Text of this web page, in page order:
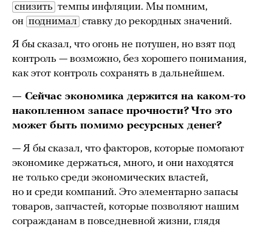
снизить темпы инфляции. Мы помним,
он поднимал ставку до рекордных значений.
Я бы сказал, что огонь не потушен, но взят под
контроль — возможно, без хорошего понимания,
как этот контроль сохранять в дальнейшем.
— Сейчас экономика держится на каком-то
накопленном запасе прочности? Что это
может быть помимо ресурсных денег?
— Я бы сказал, что факторов, которые помогают
экономике держаться, много, и они находятся
не только среди экономических властей,
но и среди компаний. Это элементарно запасы
товаров, запчастей, которые позволяют нашим
согражданам в повседневной жизни, глядя